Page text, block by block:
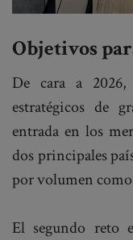
Objetivos
De cara a
estratégicos de
entrada en los
dos principales
por volumen
El segundo reto